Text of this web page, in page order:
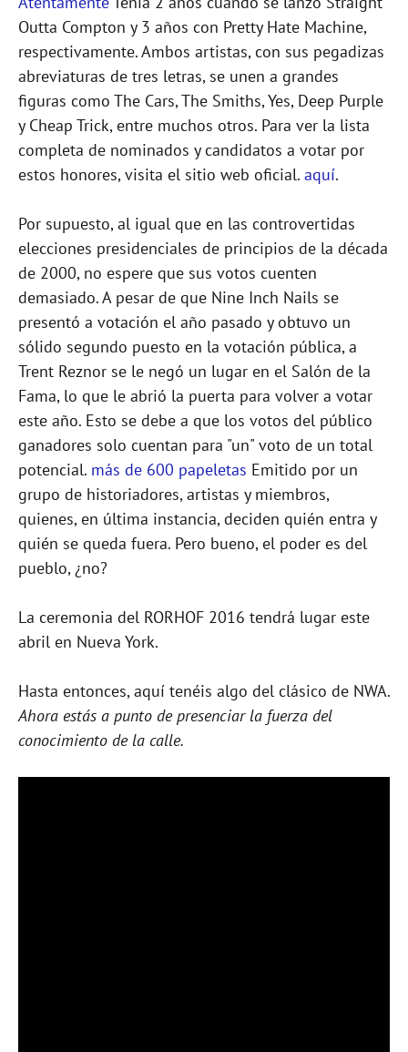
Outta Compton y 3 años con Pretty Hate Machine,
respectivamente. Ambos artistas, con sus pegadizas
abreviaturas de tres letras, se unen a grandes
figuras como The Cars, The Smiths, Yes, Deep Purple
y Cheap Trick, entre muchos otros. Para ver la lista
completa de nominados y candidatos a votar por
estos honores, visita el sitio web oficial. aquí.
Por supuesto, al igual que en las controvertidas
elecciones presidenciales de principios de la década
de 2000, no espere que sus votos cuenten
demasiado. A pesar de que Nine Inch Nails se
presentó a votación el año pasado y obtuvo un
sólido segundo puesto en la votación pública, a
Trent Reznor se le negó un lugar en el Salón de la
Fama, lo que le abrió la puerta para volver a votar
este año. Esto se debe a que los votos del público
ganadores solo cuentan para "un" voto de un total
potencial. más de 600 papeletas Emitido por un
grupo de historiadores, artistas y miembros,
quienes, en última instancia, deciden quién entra y
quién se queda fuera. Pero bueno, el poder es del
pueblo, ¿no?
La ceremonia del RORHOF 2016 tendrá lugar este
abril en Nueva York.
Hasta entonces, aquí tenéis algo del clásico de NWA.
Ahora estás a punto de presenciar la fuerza del
conocimiento de la calle.